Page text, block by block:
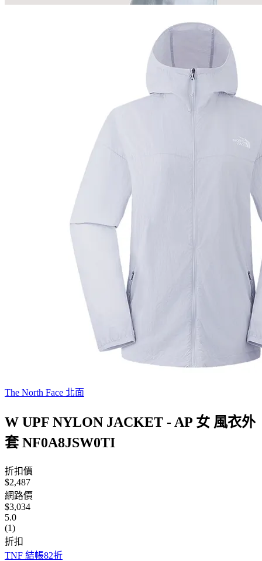
The North Face 北面
W UPF NYLON JACKET - AP 女 風衣外
套 NF0A8JSW0TI
折扣價
$2,487
網路價
$3,034
5.0
(1)
折扣
TNF 結帳82折